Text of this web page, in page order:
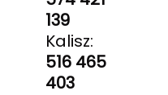
139
Kalisz:
516 465
403